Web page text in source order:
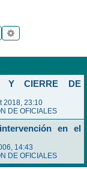
Buscar
Y CIERRE DE
2018, 23:10
DE OFICIALES
en el
14:43
DE OFICIALES